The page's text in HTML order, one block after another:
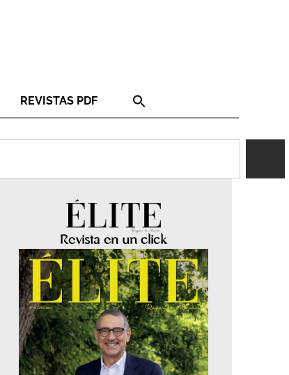
REVISTAS PDF
Revista en un click